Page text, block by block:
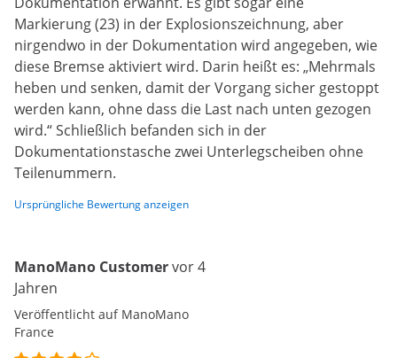
Markierung (23) in der Explosionszeichnung, aber
nirgendwo in der Dokumentation wird angegeben, wie
diese Bremse aktiviert wird. Darin heißt es: „Mehrmals
heben und senken, damit der Vorgang sicher gestoppt
werden kann, ohne dass die Last nach unten gezogen
wird.“ Schließlich befanden sich in der
Dokumentationstasche zwei Unterlegscheiben ohne
Teilenummern.
Ursprüngliche Bewertung anzeigen
ManoMano Customervor 4
Jahren
Veröffentlicht auf ManoMano
France